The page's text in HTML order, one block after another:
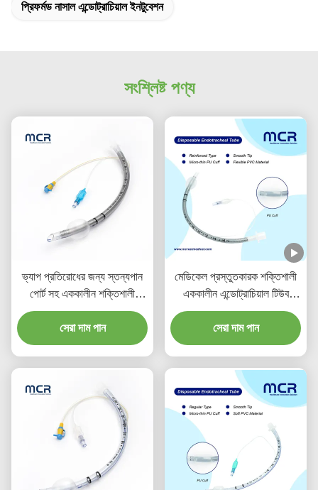
প্রিফর্মড নাসাল এন্ডোট্রাচিয়াল ইনটুবেশন
সংশ্লিষ্ট পণ্য
ভ্যাপ প্রতিরোধের জন্য স্তন্যপান
পোর্ট সহ এককালীন শক্তিশালী
এন্ডোট্রাচিয়াল টিউব
সেরা দাম পান
মেডিকেল প্রস্তুতকারক শক্তিশালী
এককালীন এন্ডোট্রাচিয়াল টিউব
ডিইএইচপি মুক্ত
সেরা দাম পান